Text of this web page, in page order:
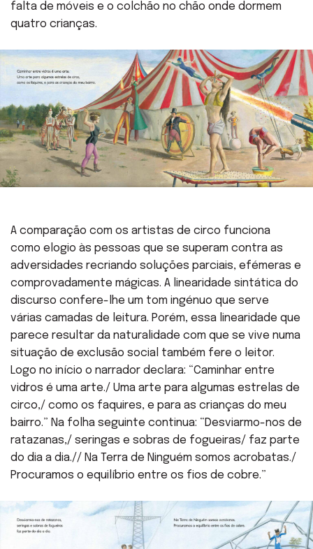
falta de móveis e o colchão no chão onde dormem
quatro crianças.
A comparação com os artistas de circo funciona
como elogio às pessoas que se superam contra as
adversidades recriando soluções parciais, efémeras e
comprovadamente mágicas. A linearidade sintática do
discurso confere-lhe um tom ingénuo que serve
várias camadas de leitura. Porém, essa linearidade que
parece resultar da naturalidade com que se vive numa
situação de exclusão social também fere o leitor.
Logo no início o narrador declara: “Caminhar entre
vidros é uma arte./ Uma arte para algumas estrelas de
circo,/ como os faquires, e para as crianças do meu
bairro.” Na folha seguinte continua: “Desviarmo-nos de
ratazanas,/ seringas e sobras de fogueiras/ faz parte
do dia a dia.// Na Terra de Ninguém somos acrobatas./
Procuramos o equilíbrio entre os fios de cobre.”